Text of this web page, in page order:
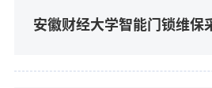
安徽财经大学智能门锁维保